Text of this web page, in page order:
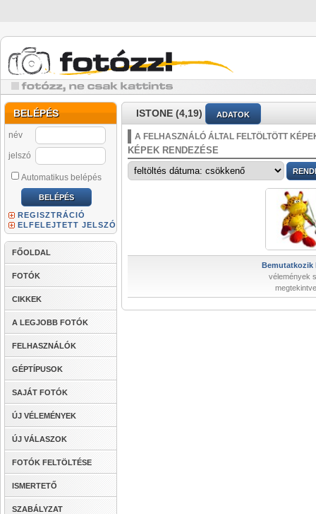
BELÉPÉS
név
jelszó
Automatikus belépés
REGISZTRÁCIÓ
ELFELEJTETT JELSZÓ
FŐOLDAL
FOTÓK
CIKKEK
A LEGJOBB FOTÓK
FELHASZNÁLÓK
GÉPTÍPUSOK
SAJÁT FOTÓK
ÚJ VÉLEMÉNYEK
ÚJ VÁLASZOK
FOTÓK FELTÖLTÉSE
ISMERTETŐ
SZABÁLYZAT
ISTONE (4,19) ADATOK
A FELHASZNÁLÓ ÁLTAL FELTÖLTÖTT
KÉPEK RENDEZÉSE
Bemutatkozik
vélemények